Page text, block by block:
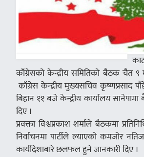
काँग्रेसको केन्द्रीय समितिको बैठक चैत
काँग्रेस केन्द्रीय मुख्यसचिव कृष्णप्रसाद
बिहान ११ बजे केन्द्रीय कार्यालय
दिए ।
प्रवक्ता विश्वप्रकाश शर्माले बैठकमा
निर्वाचनमा पार्टीले ल्याएको कमजोर
कार्यदिशाबारे छलफल हुने जानकारी दिए ।